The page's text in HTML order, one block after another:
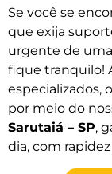
Se você se
que exija
urgente de
fique tranquilo!
especializados,
por meio do
Sarutaiá – SP,
dia, com